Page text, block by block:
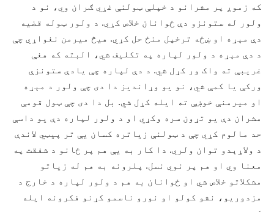
که زموږ پر مشرانو د خپلې ټولنې غړي ګران وي، نو د
ولور له ستونزو دې ځوانان خلاص کړي. د ولور ټوله قضیه
دې مېړه او ښځه ترخپل منځ حل کړي. هيڅ میرمن نغواړي چې
د دې مېړه د ولور لپاره په تکلیف شي، البته که هغې
غریبې ته واک ور کړل شي. د دې لپاره چې یادې ستونزې
ورکې یا کمې شي، نو یو وړاندیز دا دی چې ولور د مېړه
او میرمنې خوښې ته ایله کړل شي. بل دا دی چې ټول قومې
مشران دې یو تړون سره وکړي او د ولور لپاره دې یو داسې
حد مالوم کړي چې د ټولنې زیاتره کسان يې تر پيټي لاندې
د ولاړېدو توان ولري. دا کار به يې هم پر ځانو د شفقت په
معنا وي او هم پر نوي نسل. پلرونه به هم له زیاتو
مشکلاتو خلاص شي او ځوانان به هم د ولور لپاره د خارج د
مزدوريو، نشو کولو او نورو ناسمو کړنو فکرونه ایله